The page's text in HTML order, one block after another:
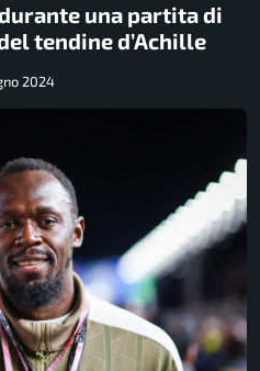
una partita di
tendine d’Achille
2024